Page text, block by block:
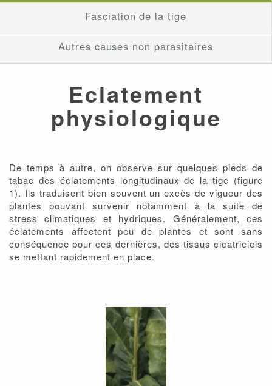
Fasciation de la tige
Autres causes non parasitaires
Eclatement
physiologique
De temps à autre, on observe sur quelques pieds de
tabac des éclatements longitudinaux de la tige (figure
1). Ils traduisent bien souvent un excès de vigueur des
plantes pouvant survenir notamment à la suite de
stress climatiques et hydriques. Généralement, ces
éclatements affectent peu de plantes et sont sans
conséquence pour ces dernières, des tissus cicatriciels
se mettant rapidement en place.